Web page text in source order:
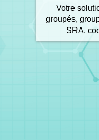
Votre
groupés,
SRA,